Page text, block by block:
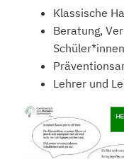
Klassische
Beratung,
Lehrer und